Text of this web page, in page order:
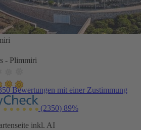
- Plimmiri
Bewertungen mit einer Zustimmung
(2350) 89%
inkl. AI